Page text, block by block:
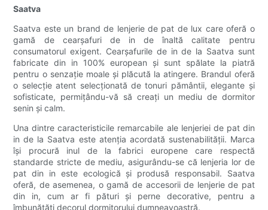
Saatva
Saatva este un brand de lenjerie de pat de lux care oferă o
gamă de cearșafuri de in de înaltă calitate pentru
consumatorul exigent. Cearșafurile de in de la Saatva sunt
fabricate din in 100% european și sunt spălate la piatră
pentru o senzație moale și plăcută la atingere. Brandul oferă
o selecție atent selecționată de tonuri pământii, elegante și
sofisticate, permițându-vă să creați un mediu de dormitor
senin și calm.
Una dintre caracteristicile remarcabile ale lenjeriei de pat din
in de la Saatva este atenția acordată sustenabilității. Marca
își procură inul de la fabrici europene care respectă
standarde stricte de mediu, asigurându-se că lenjeria lor de
pat din in este ecologică și produsă responsabil. Saatva
oferă, de asemenea, o gamă de accesorii de lenjerie de pat
din in, cum ar fi pături și perne decorative, pentru a
îmbunătăți decorul dormitorului dumneavoastră.